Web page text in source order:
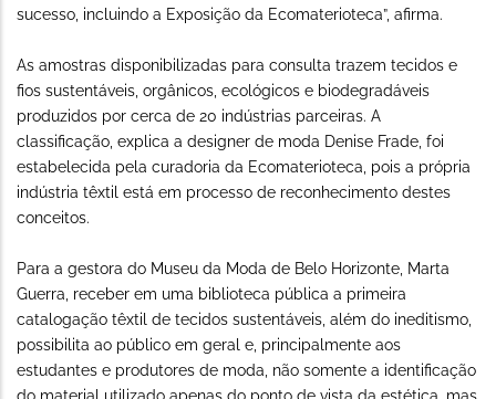
sucesso, incluindo a Exposição da Ecomaterioteca”, afirma.
As amostras disponibilizadas para consulta trazem tecidos e
fios sustentáveis, orgânicos, ecológicos e biodegradáveis
produzidos por cerca de 20 indústrias parceiras. A
classificação, explica a designer de moda Denise Frade, foi
estabelecida pela curadoria da Ecomaterioteca, pois a própria
indústria têxtil está em processo de reconhecimento destes
conceitos.
Para a gestora do Museu da Moda de Belo Horizonte, Marta
Guerra, receber em uma biblioteca pública a primeira
catalogação têxtil de tecidos sustentáveis, além do ineditismo,
possibilita ao público em geral e, principalmente aos
estudantes e produtores de moda, não somente a identificação